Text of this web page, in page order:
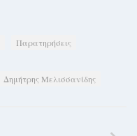
Παρατηρήσεις
Δημήτρης Μελισσανίδης